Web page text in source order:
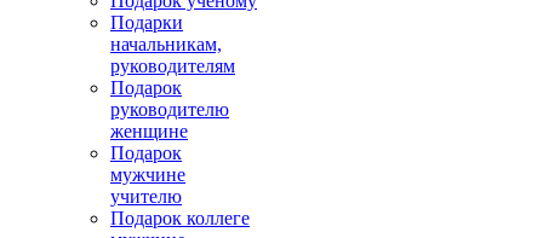
Подарки
начальникам,
руководителям
Подарок
руководителю
женщине
Подарок
мужчине
учителю
Подарок коллеге